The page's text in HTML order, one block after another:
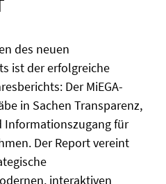
des neuen
ist der erfolgreiche
Der MiEGA-
in Sachen Transparenz,
für
Der Report vereint
interaktiven